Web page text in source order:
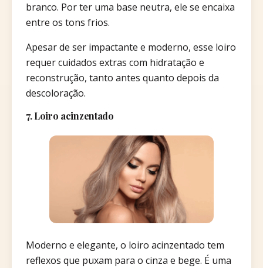
branco. Por ter uma base neutra, ele se encaixa
entre os tons frios.
Apesar de ser impactante e moderno, esse loiro
requer cuidados extras com hidratação e
reconstrução, tanto antes quanto depois da
descoloração.
7. Loiro acinzentado
Moderno e elegante, o loiro acinzentado tem
reflexos que puxam para o cinza e bege. É uma